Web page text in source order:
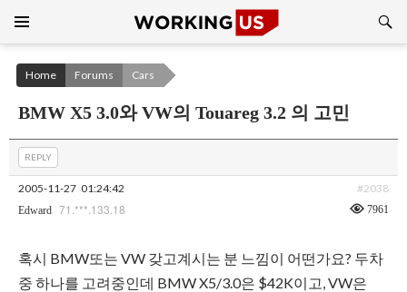
CONTENT
Home Forums Cars
BMW X5 3.0와 VW의 Touareg 3.2 의 고민
REPLY
2005-11-27 01:24:42 #2038
Edward 71.***.133.18 7961
혹시 BMW또는 VW 갖고계시는 분 느낌이 어떤가요? 두차
중 하나를 고려중인데 BMW X5/3.0은 $42K이고, VW은